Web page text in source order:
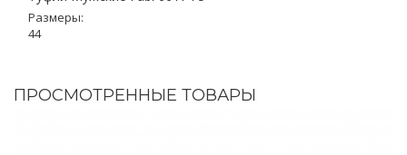
Размеры:
44
ПРОСМОТРЕННЫЕ ТОВАРЫ